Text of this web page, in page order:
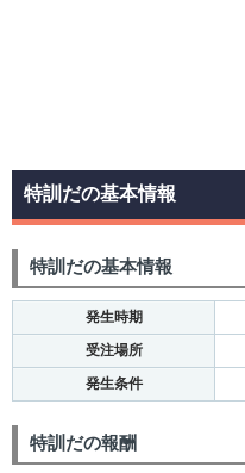
特訓だの基本情報
特訓だの基本情報
発生時期
受注場所
発生条件
特訓だの報酬